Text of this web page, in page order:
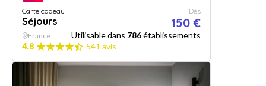
Carte cadeau
Séjours
Dès
150 €
France Utilisable dans 786établissements
4.8
541 avis